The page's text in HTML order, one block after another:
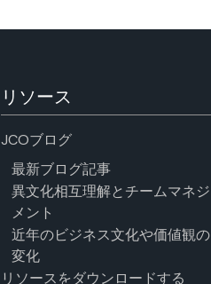
リソース
JCOブログ
最新ブログ記事
異文化相互理解とチームマネジ
メント
近年のビジネス文化や価値観の
変化
リソースをダウンロードする